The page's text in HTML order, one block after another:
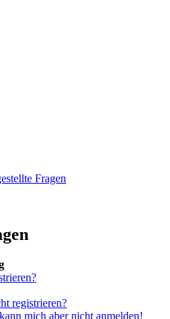
Fragen
registrieren?
mich aber nicht anmelden!